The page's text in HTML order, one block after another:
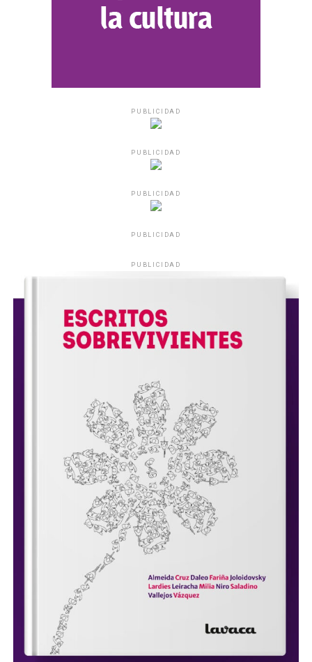
PUBLICIDAD
PUBLICIDAD
PUBLICIDAD
PUBLICIDAD
PUBLICIDAD